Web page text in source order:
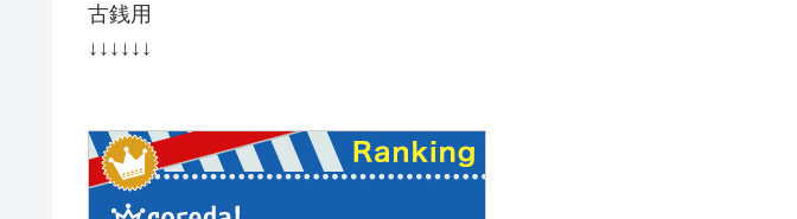
古銭用
↓↓↓↓↓↓